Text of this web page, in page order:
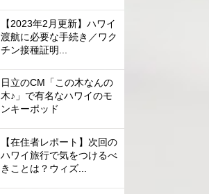
【2023年2月更新】ハワイ
渡航に必要な手続き／ワク
チン接種証明...
日立のCM「この木なんの
木♪」で有名なハワイのモ
ンキーポッド
【在住者レポート】次回の
ハワイ旅行で気をつけるべ
きことは？ウィズ...